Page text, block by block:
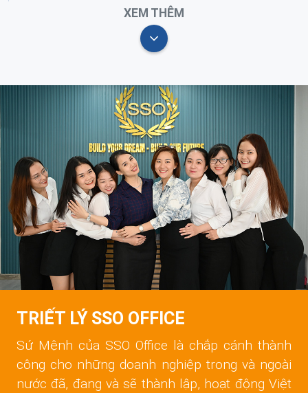
XEM THÊM
TRIẾT LÝ SSO OFFICE
Sứ Mệnh của SSO Office là chắp cánh thành
công cho những doanh nghiệp trong và ngoài
nước đã, đang và sẽ thành lập, hoạt động Việt